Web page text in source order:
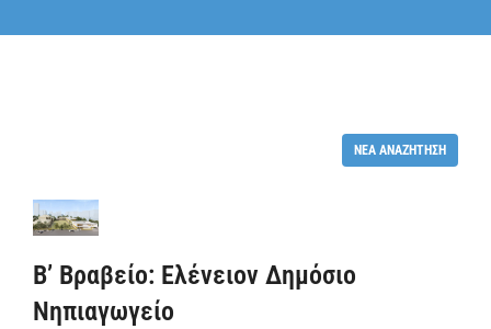
ΝΈΑ ΑΝΑΖΉΤΗΣΗ
Β’ Βραβείο: Ελένειον Δημόσιο
Νηπιαγωγείο